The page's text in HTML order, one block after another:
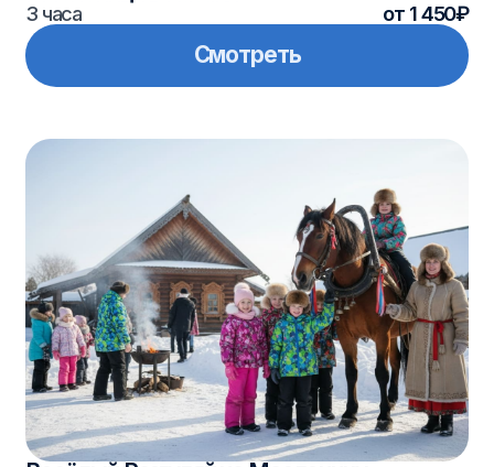
Весёлый Разгуляй на Масленицу
в Лаишево
6 часов от 2 110₽
Смотреть